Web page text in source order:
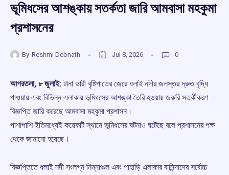
ভূমিধসের আশঙ্কায় সতর্কতা জারি আমবাসা মহকুমা
প্রশাসনের
By Reshmi Debnath Jul 8, 2026 0
আগরতলা, ৮ জুলাই:টানা ভারী বৃষ্টিপাতের জেরে ধলাই নদীর জলস্তর দ্রুত বৃদ্ধি
পাওয়ায় এবং বিভিন্ন এলাকায় ভূমিধসের আশঙ্কা তৈরি হওয়ায় জরুরি সতর্কীকরণ
বিজ্ঞপ্তি জারি করেছে আমবাসা মহকুমা প্রশাসন।
পাশাপাশি ইতিমধ্যেই কয়েকটি স্থানে ভূমিধসের ঘটনাও ঘটেছে বলে প্রশাসনের পক্ষ
থেকে জানানো হয়েছে।
বিজ্ঞপ্তিতে ধলাই নদী সংলগ্ন নিম্নাঞ্চল এবং পাহাড়ি এলাকার বাসিন্দাদের সর্বোচ্চ